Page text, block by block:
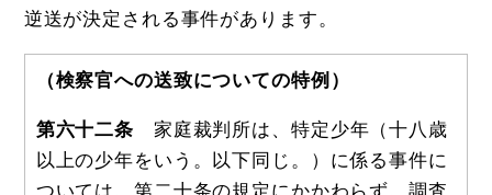
逆送が決定される事件があります。
（検察官への送致についての特例）
第六十二条 家庭裁判所は、特定少年（十八歳
以上の少年をいう。以下同じ。）に係る事件に